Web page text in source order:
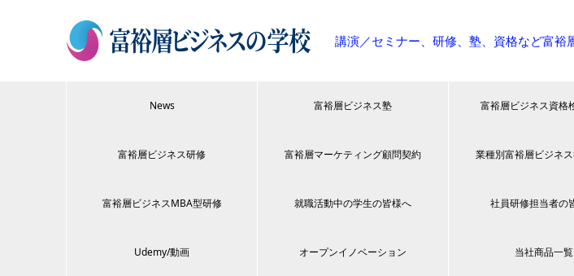
講演／セミナー、研修、塾、資格など富裕
News 富裕層ビジネス塾 富裕層ビジネス資格
富裕層ビジネス研修 富裕層マーケティング顧問契約 業種別富裕層ビジネ
富裕層ビジネスMBA型研修 就職活動中の学生の皆様へ 社員研修担当者の
Udemy/動画 オープンイノベーション 当社商品一覧